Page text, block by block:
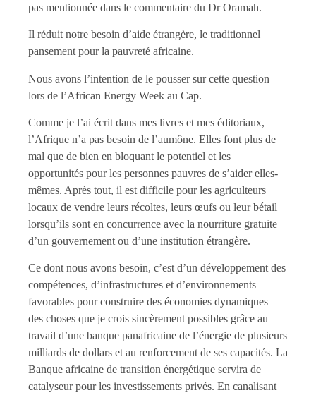
pas mentionnée dans le commentaire du Dr Oramah.
Il réduit notre besoin d’aide étrangère, le traditionnel
pansement pour la pauvreté africaine.
Nous avons l’intention de le pousser sur cette question
lors de l’African Energy Week au Cap.
Comme je l’ai écrit dans mes livres et mes éditoriaux,
l’Afrique n’a pas besoin de l’aumône. Elles font plus de
mal que de bien en bloquant le potentiel et les
opportunités pour les personnes pauvres de s’aider elles-
mêmes. Après tout, il est difficile pour les agriculteurs
locaux de vendre leurs récoltes, leurs œufs ou leur bétail
lorsqu’ils sont en concurrence avec la nourriture gratuite
d’un gouvernement ou d’une institution étrangère.
Ce dont nous avons besoin, c’est d’un développement des
compétences, d’infrastructures et d’environnements
favorables pour construire des économies dynamiques –
des choses que je crois sincèrement possibles grâce au
travail d’une banque panafricaine de l’énergie de plusieurs
milliards de dollars et au renforcement de ses capacités. La
Banque africaine de transition énergétique servira de
catalyseur pour les investissements privés. En canalisant